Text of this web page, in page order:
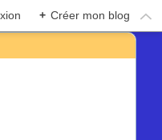
+ Créer mon blog